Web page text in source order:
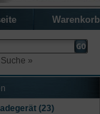
Warenkorb
»
(23)